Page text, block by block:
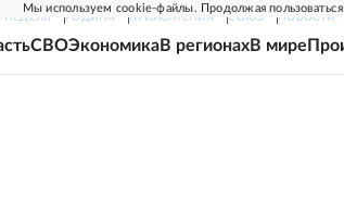
Мы используем cookie-файлы. Продолжая
НЕДЕЛЯ РОДИНА ПРИЛОЖЕНИЯ СОЮЗ НОВОСТИ
СВОЭкономикаВ регионахВ мире